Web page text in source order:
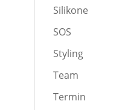
Silikone
SOS
Styling
Team
Termin